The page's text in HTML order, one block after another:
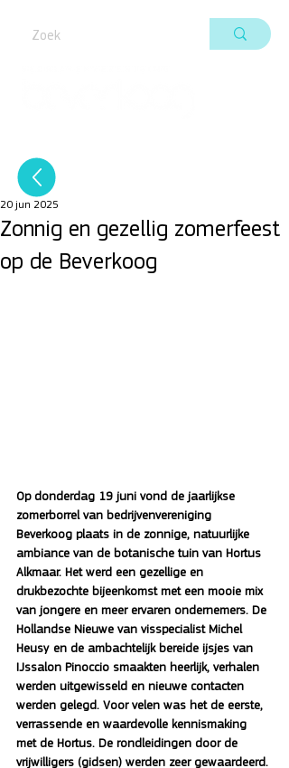
Zonnig en gezellig zomerfeest
op de Beverkoog
20 jun 2025
Op donderdag 19 juni vond de jaarlijkse
zomerborrel van bedrijvenvereniging
Beverkoog plaats in de zonnige, natuurlijke
ambiance van de botanische tuin van Hortus
Alkmaar. Het werd een gezellige en
drukbezochte bijeenkomst met een mooie mix
van jongere en meer ervaren ondernemers. De
Hollandse Nieuwe van visspecialist Michel
Heusy en de ambachtelijk bereide ijsjes van
IJssalon Pinoccio smaakten heerlijk, verhalen
werden uitgewisseld en nieuwe contacten
werden gelegd. Voor velen was het de eerste,
verrassende en waardevolle kennismaking
met de Hortus. De rondleidingen door de
vrijwilligers (gidsen) werden zeer gewaardeerd.